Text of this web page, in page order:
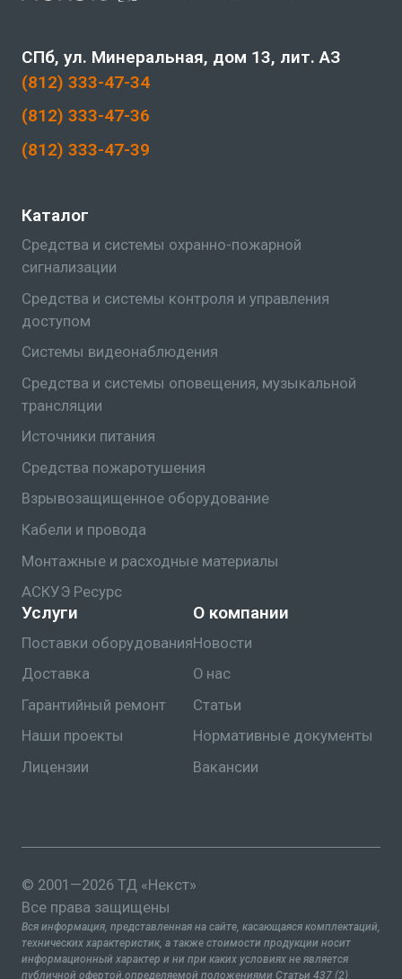
Каталог
Средства и системы охранно-пожарной
сигнализации
Средства и системы контроля и управления
доступом
Системы видеонаблюдения
Средства и системы оповещения, музыкальной
трансляции
Источники питания
Средства пожаротушения
Взрывозащищенное оборудование
Кабели и провода
Монтажные и расходные материалы
АСКУЭ Ресурс
Услуги
Поставки оборудования
Доставка
Гарантийный ремонт
Наши проекты
Лицензии
О компании
Новости
О нас
Статьи
Нормативные документы
Вакансии
(812) 333-47-34
(812) 333-47-36
(812) 333-47-39
СПб, ул. Минеральная, дом 13, лит. АЗ
© 2001—2026 ТД «Некст»
Все права защищены
Вся информация, представленная на сайте, касающаяся комплектаций,
технических характеристик, а также стоимости продукции носит
информационный характер и ни при каких условиях не является
публичной офертой,определяемой положениями Статьи 437 (2)